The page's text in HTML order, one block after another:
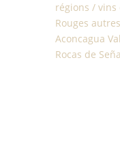
régions / vins
Rouges
Aconcagua
Rocas de Seña